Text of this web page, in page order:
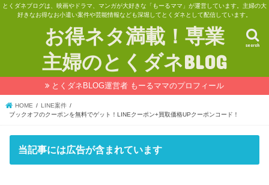
とくダネブログは、映画やドラマ、マンガが大好きな「もーるママ」が運営しています。主婦の大
好きなお得なお小遣い案件や芸能情報なども深堀してとくダネとして配信しています。
お得ネタ満載！専業
主婦のとくダネBLOG
search
とくダネBLOG運営者 もーるママのプロフィール
HOME
LINE案件
ブックオフのクーポンを無料でゲット！LINEクーポン+買取価格UPクーポンコード！
当記事には広告が含まれています